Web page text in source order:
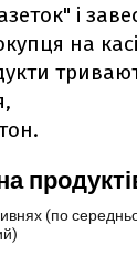
і
на